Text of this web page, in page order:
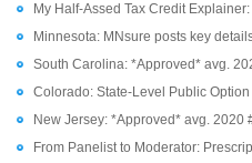
My Half-Assed Tax Credit
Minnesota: MNsure posts key
South Carolina: *Approved* avg.
Colorado: State-Level Public
New Jersey: *Approved* avg. 2020
From Panelist to Moderator: